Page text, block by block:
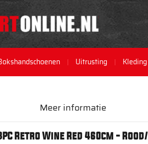
Uitrusting Kleding
Retro Wine Red 460cm -
Meer informatie